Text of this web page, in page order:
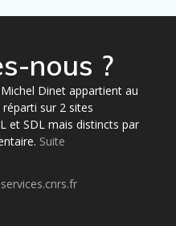
nous ?
Michel Dinet appartient au
sur 2 sites
et SDL mais distincts par
Suite